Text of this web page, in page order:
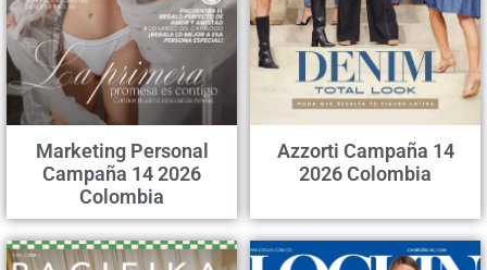
Marketing Personal
Campaña 14 2026
Colombia
Azzorti Campaña 14
2026 Colombia